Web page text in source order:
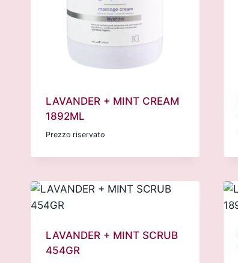
LAVANDER + MINT CREAM
1892ML
Prezzo riservato
LAVANDER + MINT SCRUB
454GR